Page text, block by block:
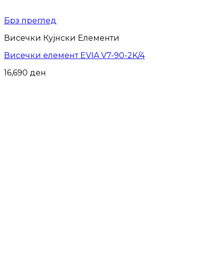
Брз преглед
Висечки Кујнски Елементи
Висечки елемент EVIA V7-90-2K/4
16,690 ден